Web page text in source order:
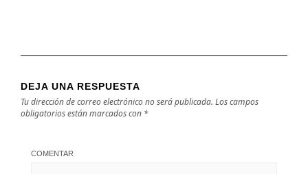
DEJA UNA RESPUESTA
Tu dirección de correo electrónico no será publicada. Los campos
obligatorios están marcados con *
COMENTAR